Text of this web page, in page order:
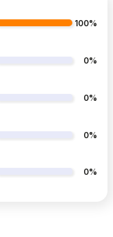
100%
0%
0%
0%
0%